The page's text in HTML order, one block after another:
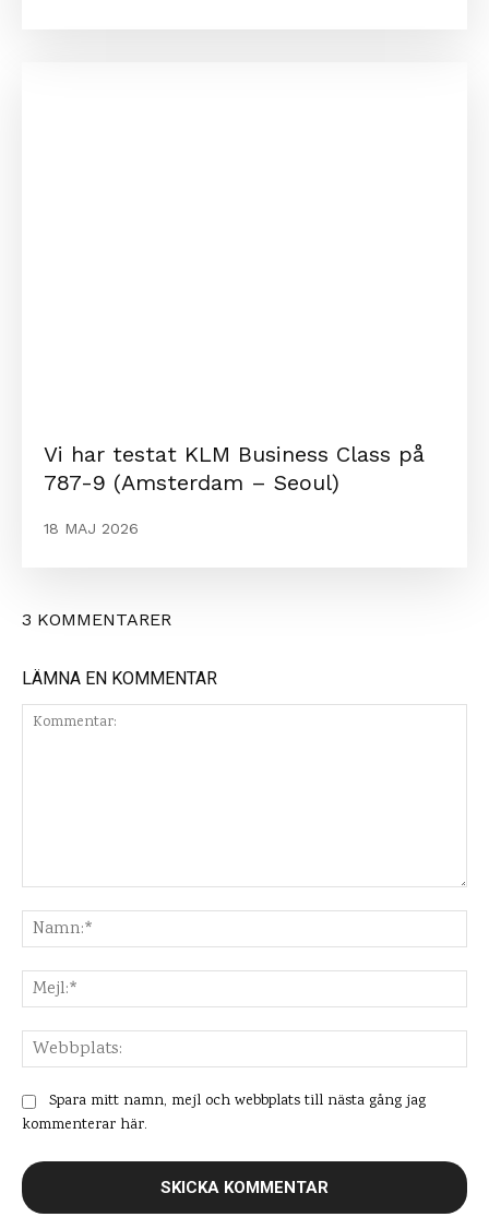
Vi har testat KLM Business Class på
787-9 (Amsterdam – Seoul)
18 MAJ 2026
3 KOMMENTARER
LÄMNA EN KOMMENTAR
Spara mitt namn, mejl och webbplats till nästa gång jag
kommenterar här.